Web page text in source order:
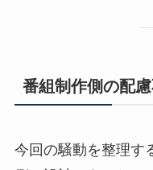
番組制作側の配
今回の騒動を整理す